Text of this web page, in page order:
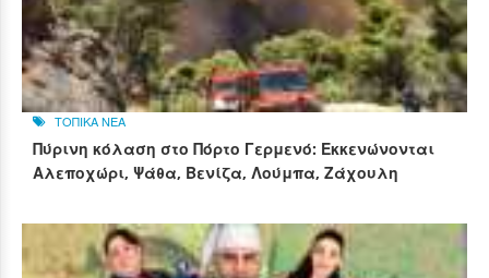
ΤΟΠΙΚΑ ΝΕΑ
Πύρινη κόλαση στο Πόρτο Γερμενό: Εκκενώνονται
Αλεποχώρι, Ψάθα, Βενίζα, Λούμπα, Ζάχουλη